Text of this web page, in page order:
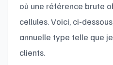
où une référence brute
cellules. Voici, ci-
annuelle type telle que
clients.